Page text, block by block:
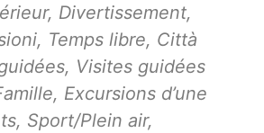
, Divertissement,
, Temps libre, Città
, Visites guidées
, Excursions d’une
, Sport/Plein air,